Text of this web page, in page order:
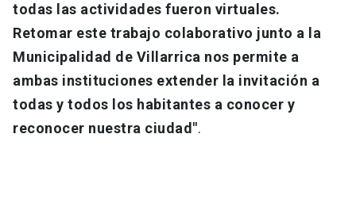
todas las actividades fueron virtuales.
Retomar este trabajo colaborativo junto a la
Municipalidad de Villarrica nos permite a
ambas instituciones extender la invitación a
todas y todos los habitantes a conocer y
reconocer nuestra ciudad".